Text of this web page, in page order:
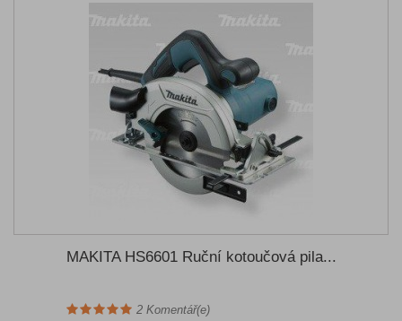
MAKITA HS6601 Ruční kotoučová pila...
2 Komentář(e)